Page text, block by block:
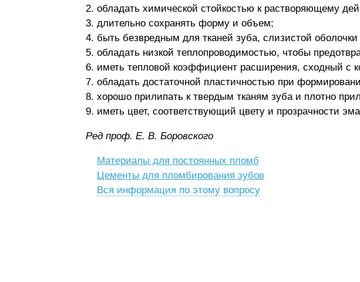
обладать химической стойкостью к растворяющему
длительно сохранять форму и объем;
быть безвредным для тканей зуба, слизистой
обладать низкой теплопроводимостью, чтобы
иметь тепловой коэффициент расширения, сходный с
обладать достаточной пластичностью при
хорошо прилипать к твердым тканям зуба и плотно
иметь цвет, соответствующий цвету и прозрачности
Ред пpoф. E. В. Бopoвcкoго
Материалы для постоянных пломб
Цементы для пломбирования зубов
Вся информация по этому вопросу